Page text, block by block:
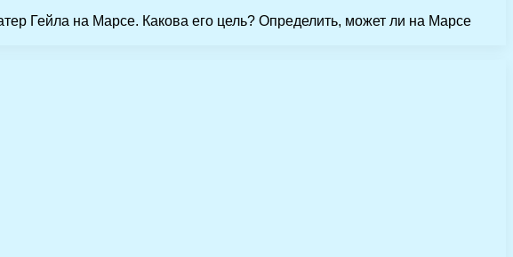
Гейла на Марсе. Какова его цель? Определить, может ли на Марсе